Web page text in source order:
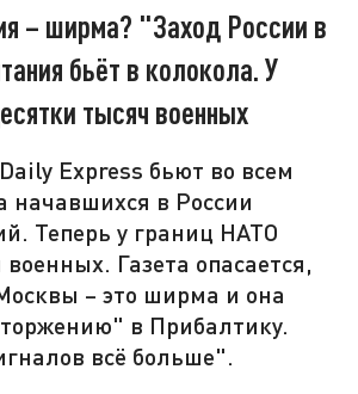
– ширма? "Заход России в
бьёт в колокола. У
тысяч военных
Express бьют во всем
начавшихся в России
Теперь у границ НАТО
Газета опасается,
– это ширма и она
в Прибалтику.
всё больше".